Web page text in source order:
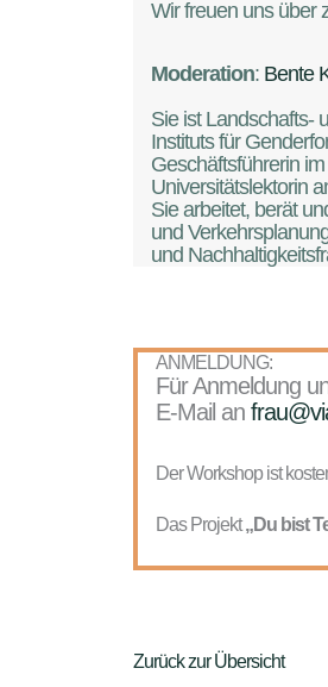
Wir freuen uns über
Moderation: Bente
Sie ist Landschafts-
Instituts für
Geschäftsführerin
Universitätslektorin
Sie arbeitet, berät
und
und
ANMELDUNG:
Für Anmeldung
E-Mail an
Der Workshop ist
Das Projekt„Du bist
Zurück zur Übersicht